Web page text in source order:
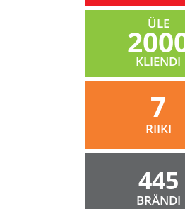
ÜLE
KLIENDI
7
RIIKI
445
BRÄNDI